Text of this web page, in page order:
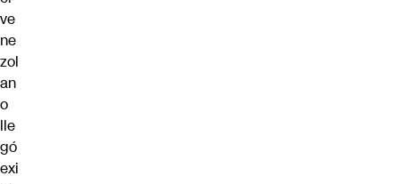
ve
ne
zol
an
o
lle
gó
exi